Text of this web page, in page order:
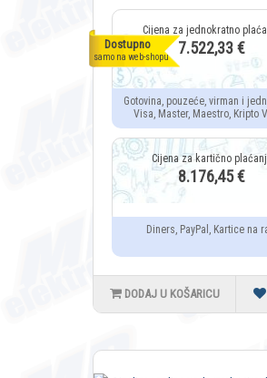
Dostupno
samo na web-shopu 7.522,33 €
Gotovina, pouzeće, virman i
Visa, Master, Maestro, Kripto
8.176,45 €
Diners, PayPal, Kartice na
DODAJ U KOŠARICU